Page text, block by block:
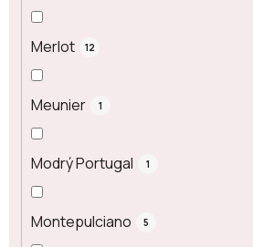
Merlot 12
Meunier 1
Modrý Portugal 1
Montepulciano 5